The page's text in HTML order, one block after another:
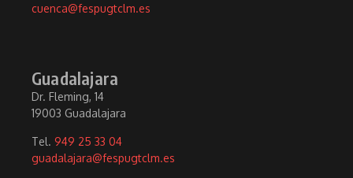
cuenca@fespugtclm.es
Guadalajara
Dr. Fleming, 14
19003 Guadalajara
Tel. 949 25 33 04
guadalajara@fespugtclm.es